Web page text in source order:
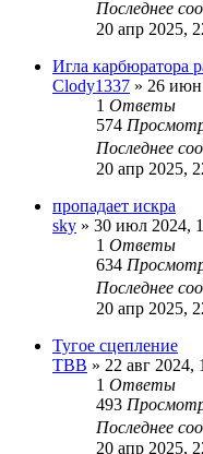
Последнее
20 апр 2025,
Игла карбюратора
Clody1337 » 26 июн
1 Ответы
574
Последнее
20 апр 2025,
пропадает искра
sky » 30 июл 2024,
1 Ответы
634
Последнее
20 апр 2025,
Тугое сцепление
TBB » 22 авг 2024,
1 Ответы
493
Последнее
20 апр 2025,